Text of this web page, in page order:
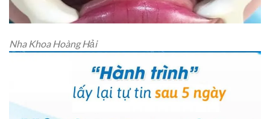
Nha Khoa Hoàng Hải